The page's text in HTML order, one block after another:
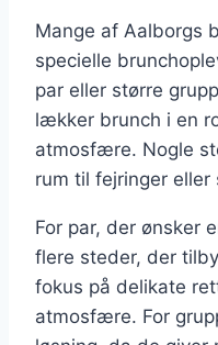
Mange af Aalborgs
specielle
par eller større
lækker brunch i en
atmosfære. Nogle
rum til fejringer
For par, der ønsker
flere steder, der
fokus på delikate
atmosfære. For